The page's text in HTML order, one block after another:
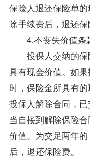
保险人退还保险单
除手续费后，退还保
4.不丧失价值条
投保人交纳的保
具有现金价值。如
时，保险金所具有
投保人解除合同，
当自接到解除保险
价值。为交足两年
后，退还保险费。